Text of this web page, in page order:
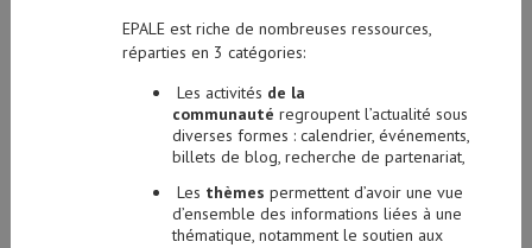
EPALE est riche de nombreuses ressources,
réparties en 3 catégories:
Les activités de la
communauté regroupent l’actualité sous
diverses formes : calendrier, événements,
billets de blog, recherche de partenariat,
Les thèmes permettent d’avoir une vue
d’ensemble des informations liées à une
thématique, notamment le soutien aux